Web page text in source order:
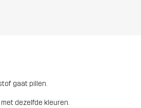
gaat pillen.
dezelfde kleuren.